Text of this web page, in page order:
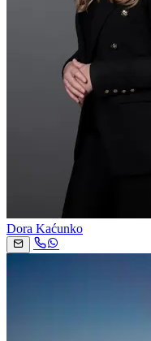
Dora Kaćunko